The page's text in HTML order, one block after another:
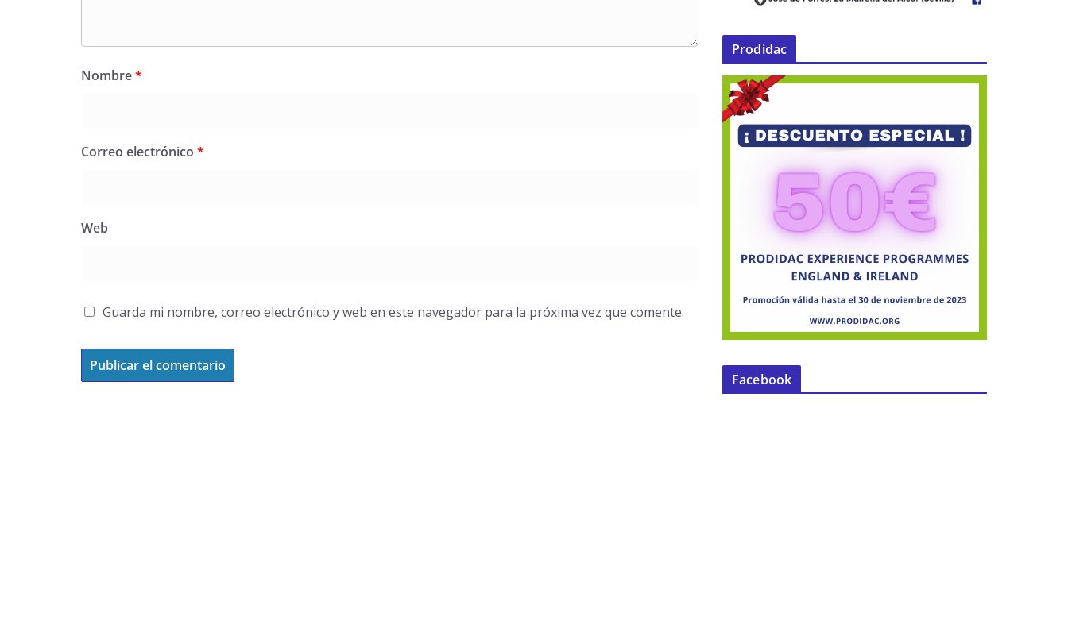
Nombre*
Correo electrónico *
Web
Guarda mi nombre, correo electrónico y web en este navegador para la próxima vez que comente.
Prodidac
Facebook